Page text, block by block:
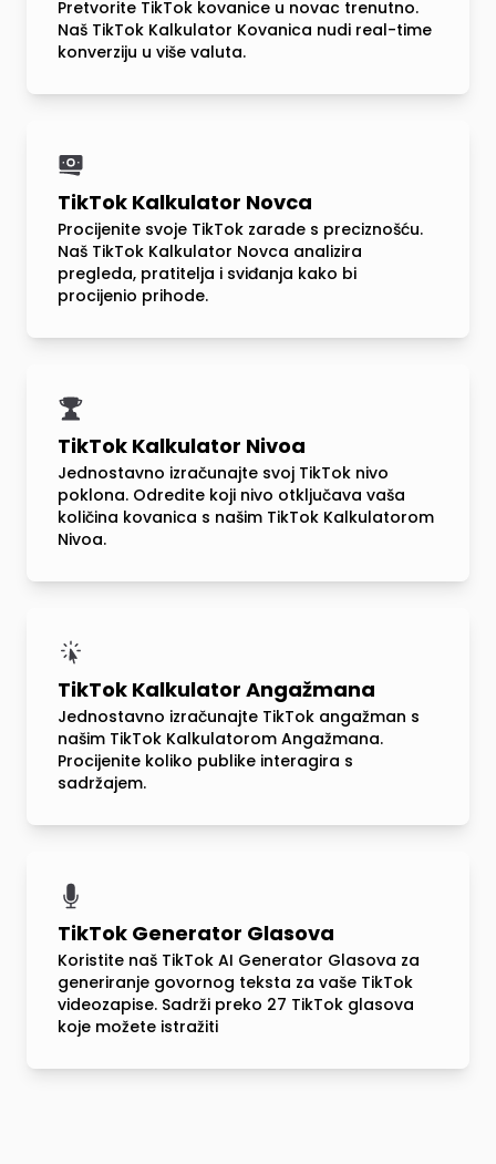
Pretvorite TikTok kovanice u novac trenutno.
Naš TikTok Kalkulator Kovanica nudi real-time
konverziju u više valuta.
TikTok Kalkulator Novca
Procijenite svoje TikTok zarade s preciznošću.
Naš TikTok Kalkulator Novca analizira
pregleda, pratitelja i sviđanja kako bi
procijenio prihode.
TikTok Kalkulator Nivoa
Jednostavno izračunajte svoj TikTok nivo
poklona. Odredite koji nivo otključava vaša
količina kovanica s našim TikTok Kalkulatorom
Nivoa.
TikTok Kalkulator Angažmana
Jednostavno izračunajte TikTok angažman s
našim TikTok Kalkulatorom Angažmana.
Procijenite koliko publike interagira s
sadržajem.
TikTok Generator Glasova
Koristite naš TikTok AI Generator Glasova za
generiranje govornog teksta za vaše TikTok
videozapise. Sadrži preko 27 TikTok glasova
koje možete istražiti